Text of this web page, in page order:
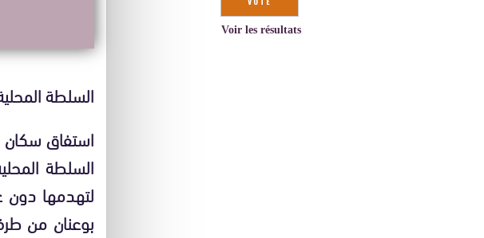
السلطة
استفاق
السلطة
لتهدمها دون
بوعنان من
Voir les résultats